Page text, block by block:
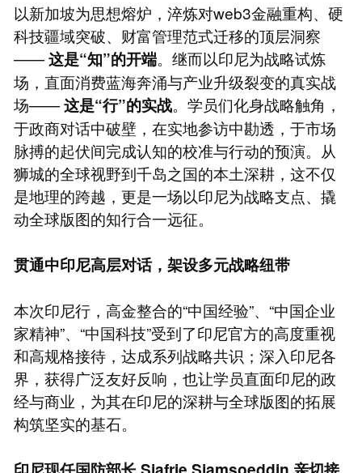
以新加坡为思想熔炉，淬炼对web3金融重构、硬
科技疆域突破、财富管理范式迁移的顶层洞察
——这是“知”的开端。继而以印尼为战略试炼
场，直面消费蓝海奔涌与产业升级裂变的真实战
场——这是“行”的实战。学员们化身战略触角，
于政商对话中破壁，在实地参访中勘透，于市场
脉搏的起伏间完成认知的校准与行动的预演。从
狮城的全球视野到千岛之国的本土深耕，这不仅
是地理的跨越，更是一场以印尼为战略支点、撬
动全球版图的知行合一远征。
贯通中印尼高层对话，架设多元战略纽带
本次印尼行，高金整合的“中国经验”、“中国企业
家精神”、“中国科技”受到了印尼官方的高度重视
和高规格接待，达成系列战略共识；深入印尼各
界，获得广泛友好反响，也让学员直面印尼的政
经与商业，为其在印尼的深耕与全球版图的拓展
构筑坚实的基石。